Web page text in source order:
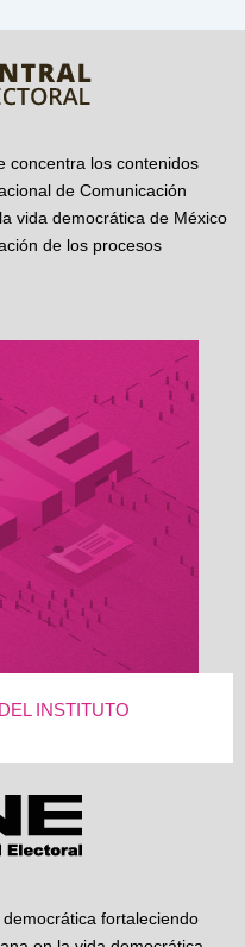
concentra los contenidos
de Comunicación
vida democrática de México
de los procesos
INSTITUTO
fortaleciendo